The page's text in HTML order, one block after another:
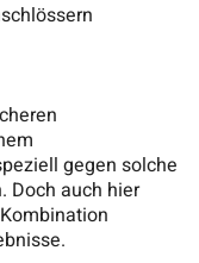
gegen solche
Doch auch hier